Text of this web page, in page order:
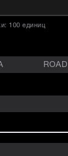
100 единиц
ROAD